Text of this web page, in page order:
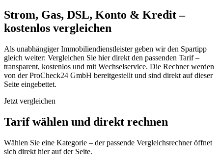
Strom, Gas, DSL, Konto & Kredit –
kostenlos vergleichen
Als unabhängiger Immobiliendienstleister geben wir den Spartipp
gleich weiter: Vergleichen Sie hier direkt den passenden Tarif –
transparent, kostenlos und mit Wechselservice. Die Rechner werden
von der ProCheck24 GmbH bereitgestellt und sind direkt auf dieser
Seite eingebettet.
Jetzt vergleichen
Tarif wählen und direkt rechnen
Wählen Sie eine Kategorie – der passende Vergleichsrechner öffnet
sich direkt hier auf der Seite.